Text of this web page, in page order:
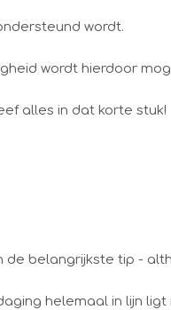
wordt.
wordt hierdoor
alles in dat korte stuk!
de belangrijkste tip -
helemaal in lijn